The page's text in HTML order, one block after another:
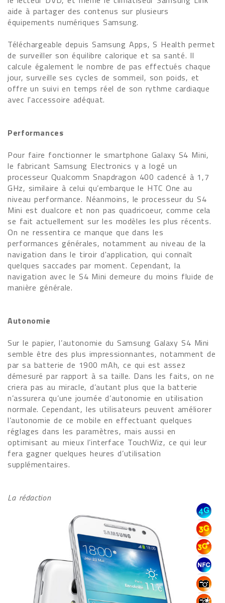
aide à partager des contenus sur plusieurs
équipements numériques Samsung.
Téléchargeable depuis Samsung Apps, S Health permet
de surveiller son équilibre calorique et sa santé. Il
calcule également le nombre de pas effectués chaque
jour, surveille ses cycles de sommeil, son poids, et
offre un suivi en temps réel de son rythme cardiaque
avec l'accessoire adéquat.
Performances
Pour faire fonctionner le smartphone Galaxy S4 Mini,
le fabricant Samsung Electronics y a logé un
processeur Qualcomm Snapdragon 400 cadencé à 1,7
GHz, similaire à celui qu’embarque le HTC One au
niveau performance. Néanmoins, le processeur du S4
Mini est dualcore et non pas quadricoeur, comme cela
se fait actuellement sur les modèles les plus récents.
On ne ressentira ce manque que dans les
performances générales, notamment au niveau de la
navigation dans le tiroir d'application, qui connaît
quelques saccades par moment. Cependant, la
navigation avec le S4 Mini demeure du moins fluide de
manière générale.
Autonomie
Sur le papier, l’autonomie du Samsung Galaxy S4 Mini
semble être des plus impressionnantes, notamment de
par sa batterie de 1900 mAh, ce qui est assez
démesuré par rapport à sa taille. Dans les faits, on ne
criera pas au miracle, d’autant plus que la batterie
n’assurera qu’une journée d’autonomie en utilisation
normale. Cependant, les utilisateurs peuvent améliorer
l’autonomie de ce mobile en effectuant quelques
réglages dans les paramètres, mais aussi en
optimisant au mieux l’interface TouchWiz, ce qui leur
fera gagner quelques heures d’utilisation
supplémentaires.
La rédaction